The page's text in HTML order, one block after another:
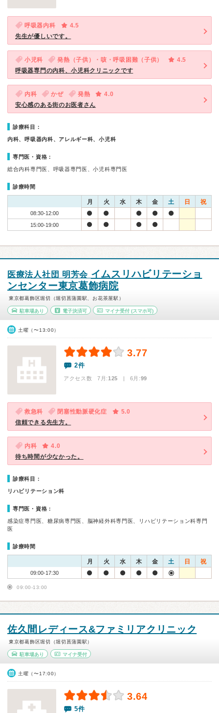
呼吸器内科
4.5
先生が優しいです。
小児科 発熱（子供）・咳・呼吸困難（子供）
4.5
呼吸器専門の内科、小児科クリニックです
内科 かぜ 発熱
4.0
安心感のある街のお医者さん
診療科目：
内科、呼吸器内科、アレルギー科、小児科
専門医・資格：
総合内科専門医、呼吸器専門医、小児科専門医
診療時間
月 火 水 木 金 土 日 祝
08:30-12:00
15:00-19:00
医療法人社団 明芳会 イムスリハビリテーショ
ンセンター東京葛飾病院
東京都葛飾区堀切（堀切菖蒲園駅、お花茶屋駅）
駐車場あり 電子決済可 マイナ受付 (スマホ可)
土曜（〜13:00）
3.77
2件
アクセス数 7月:125 | 6月:99
救急科 閉塞性動脈硬化症
5.0
信頼できる先生方。
内科
4.0
待ち時間が少なかった。
診療科目：
リハビリテーション科
専門医・資格：
感染症専門医、糖尿病専門医、脳神経外科専門医、リハビリテーション科専門
医
診療時間
月 火 水 木 金 土 日 祝
09:00-17:30
09:00-13:00
佐久間レディース&ファミリアクリニック
東京都葛飾区堀切（堀切菖蒲園駅）
駐車場あり マイナ受付
土曜（〜17:00）
3.64
5件